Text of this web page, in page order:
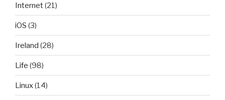
Internet(21)
iOS (3)
Ireland (28)
Life (98)
Linux(14)